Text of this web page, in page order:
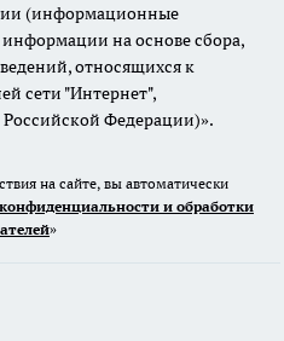
(информационные
на основе сбора,
относящихся к
сети "Интернет",
Федерации)».
на сайте, вы автоматически
и обработки
»